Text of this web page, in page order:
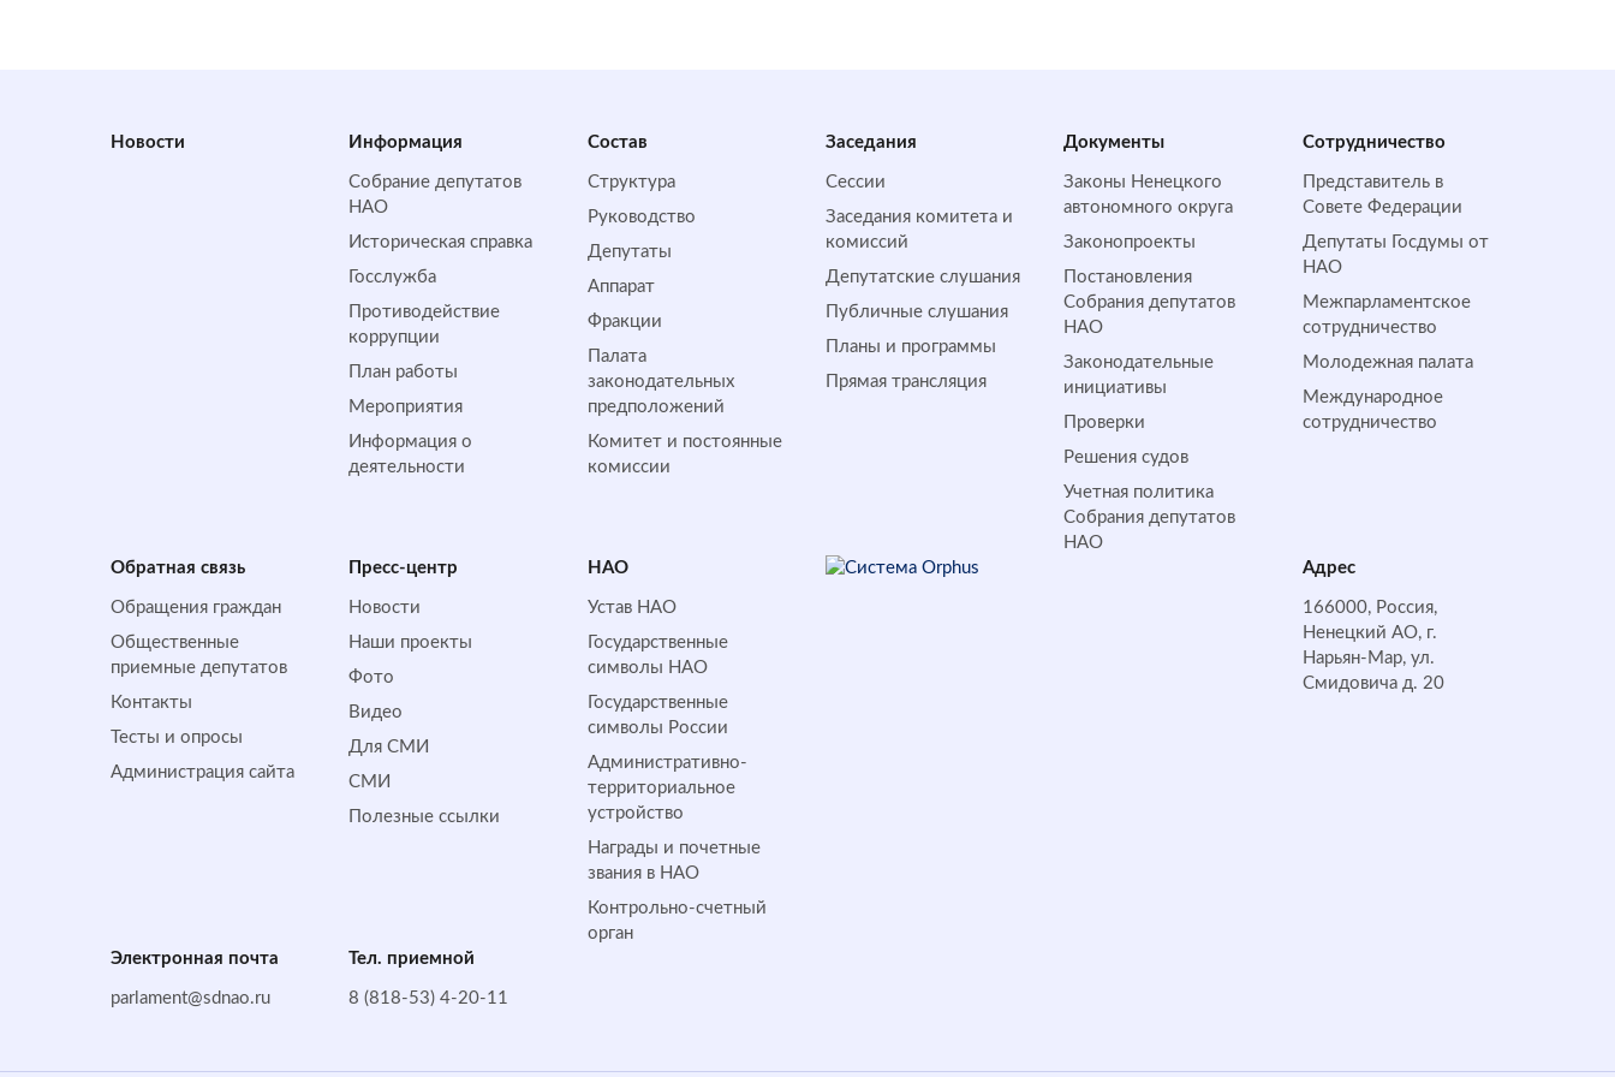
Новости Информация
Собрание депутатов
НАО
Историческая справка
Госслужба
Противодействие
коррупции
План работы
Мероприятия
Информация о
деятельности
Состав
Структура
Руководство
Депутаты
Аппарат
Фракции
Палата
законодательных
предположений
Комитет и постоянные
комиссии
Заседания
Сессии
Заседания комитета и
комиссий
Депутатские слушания
Публичные слушания
Планы и программы
Прямая трансляция
Документы
Законы Ненецкого
автономного округа
Законопроекты
Постановления
Собрания депутатов
НАО
Законодательные
инициативы
Проверки
Решения судов
Учетная политика
Собрания депутатов
НАО
Сотрудничество
Представитель в
Совете Федерации
Депутаты Госдумы от
НАО
Межпарламентское
сотрудничество
Молодежная палата
Международное
сотрудничество
Обратная cвязь
Обращения граждан
Общественные
приемные депутатов
Контакты
Тесты и опросы
Администрация сайта
Пресс-центр
Новости
Наши проекты
Фото
Видео
Для СМИ
СМИ
Полезные ссылки
НАО
Устав НАО
Государственные
символы НАО
Государственные
символы России
Административно-
территориальное
устройство
Награды и почетные
звания в НАО
Контрольно-счетный
орган
Адрес
166000, Россия,
Ненецкий АО, г.
Нарьян-Мар, ул.
Смидовича д. 20
Электронная почта
parlament@sdnao.ru
Тел. приемной
8 (818-53) 4-20-11